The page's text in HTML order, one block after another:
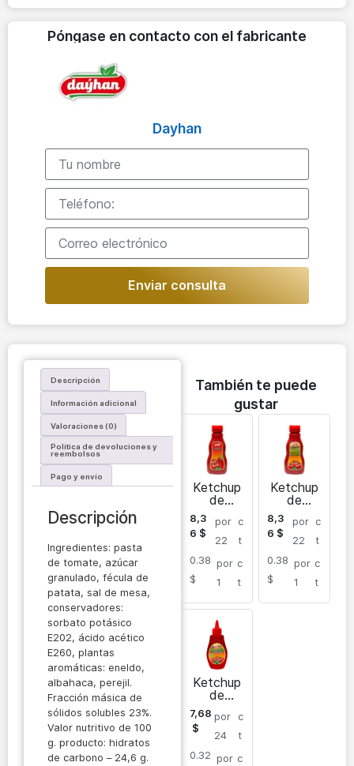
Póngase en contacto con el fabricante
Dayhan
Enviar consulta
Descripción
Información adicional
Valoraciones (0)
Política de devoluciones y
reembolsos
Pago y envío
Descripción
Ingredientes: pasta
de tomate, azúcar
granulado, fécula de
patata, sal de mesa,
conservadores:
sorbato potásico
E202, ácido acético
E260, plantas
aromáticas: eneldo,
albahaca, perejil.
Fracción másica de
sólidos solubles 23%.
Valor nutritivo de 100
g. producto: hidratos
de carbono – 24,6 g.
También te puede
gustar
Ketchup
de
tomate
picante
Dayhan
8,3
6 $
por
22
c
t
0.38
$
por
1
c
t
Ketchup
de
tomate
Dayhan
350 gr
8,3
6 $
por
22
c
t
0.38
$
por
1
c
t
Ketchup
de
tomate
Dayhan
270 gr
7,68
$
por
24
c
t
0.32 por c